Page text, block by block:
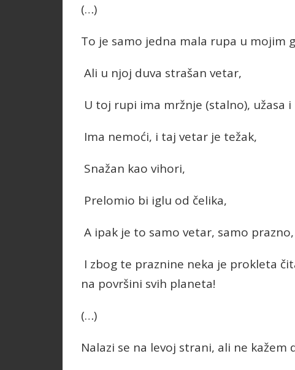
(…)
To je samo jedna mala rupa u mojim
Ali u njoj duva strašan vetar,
U toj rupi ima mržnje (stalno), užasa i
Ima nemoći, i taj vetar je težak,
Snažan kao vihori,
Prelomio bi iglu od čelika,
A ipak je to samo vetar, samo prazno,
I zbog te praznine neka je prokleta
na površini svih planeta!
(…)
Nalazi se na levoj strani, ali ne kažem